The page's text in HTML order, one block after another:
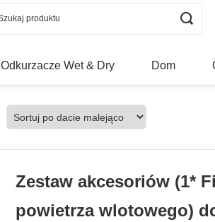
Odkurzacze Wet & Dry Dom
Zestaw akcesoriów (1*
powietrza wlotowego)